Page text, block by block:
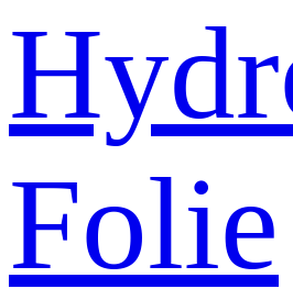
Folie